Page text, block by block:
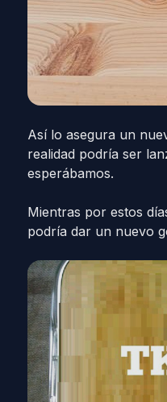
Así lo asegura un
realidad podría ser
esperábamos.
Mientras por estos
podría dar un nuevo